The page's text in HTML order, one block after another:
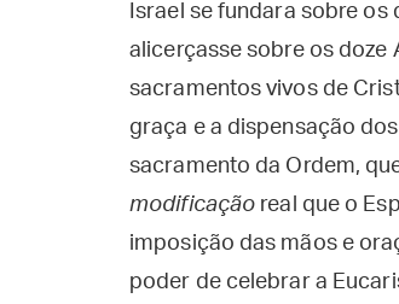
Israel se fundara sobre
alicerçasse sobre os
sacramentos vivos de
graça e a dispensação
sacramento da Ordem,
modificação real que o
imposição das mãos e
poder de celebrar a